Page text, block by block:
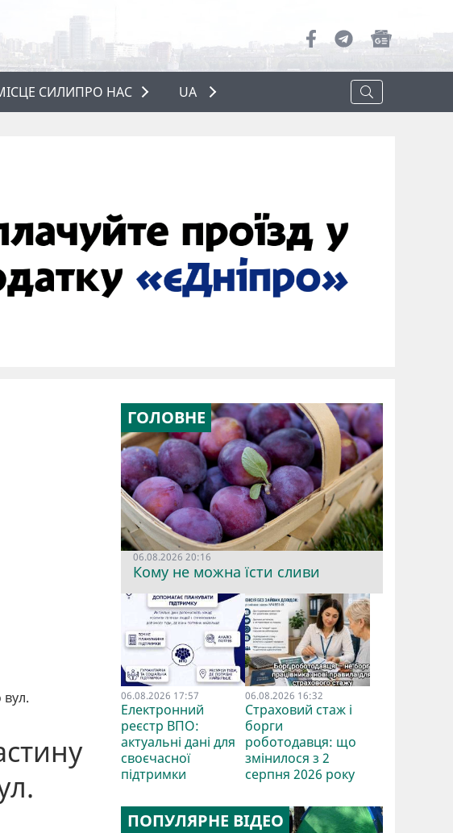
СИЛИПРО НАС
ПРО НАС
UA
ГОЛОВНЕ
06.08.2026 20:16
Кому не можна їсти сливи
06.08.2026 17:57
Електронний
реєстр ВПО:
актуальні дані для
своєчасної
підтримки
06.08.2026 16:32
Страховий стаж і
борги
роботодавця: що
змінилося з 2
серпня 2026 року
ПОПУЛЯРНЕ ВІДЕО